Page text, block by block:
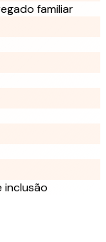
familiar
inclusão